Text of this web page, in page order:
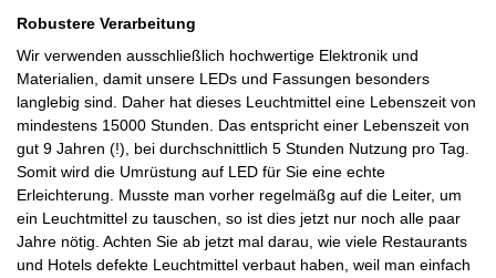
Robustere Verarbeitung
Wir verwenden ausschließlich hochwertige Elektronik und
Materialien, damit unsere LEDs und Fassungen besonders
langlebig sind. Daher hat dieses Leuchtmittel eine Lebenszeit von
mindestens 15000 Stunden. Das entspricht einer Lebenszeit von
gut 9 Jahren (!), bei durchschnittlich 5 Stunden Nutzung pro Tag.
Somit wird die Umrüstung auf LED für Sie eine echte
Erleichterung. Musste man vorher regelmäßg auf die Leiter, um
ein Leuchtmittel zu tauschen, so ist dies jetzt nur noch alle paar
Jahre nötig. Achten Sie ab jetzt mal darau, wie viele Restaurants
und Hotels defekte Leuchtmittel verbaut haben, weil man einfach